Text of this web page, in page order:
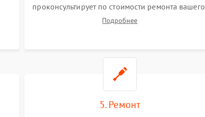
проконсультирует по стоимости ремонта вашего
электросамоката а также ответит на все ваши
Подробнее
5. Ремонт